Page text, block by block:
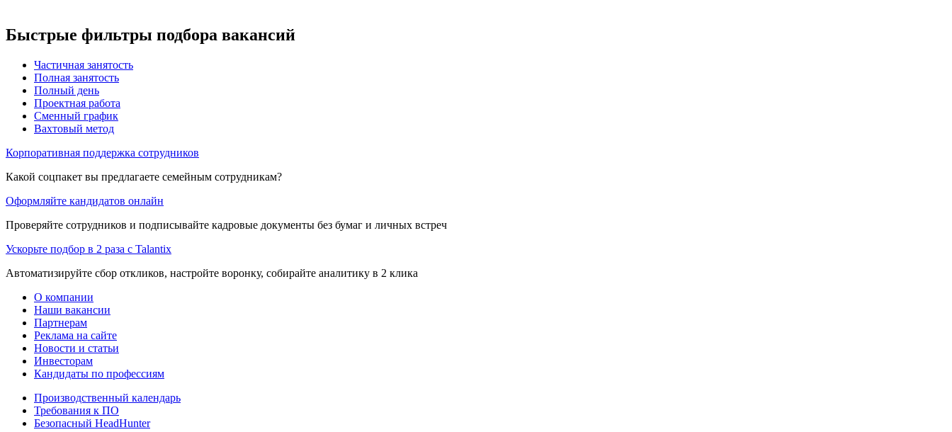
Быстрые фильтры подбора вакансий
Частичная занятость
Полная занятость
Полный день
Проектная работа
Сменный график
Вахтовый метод
Корпоративная поддержка сотрудников
Какой соцпакет вы предлагаете семейным сотрудникам?
Оформляйте кандидатов онлайн
Проверяйте сотрудников и подписывайте кадровые документы без бумаг и личных встреч
Ускорьте подбор в 2 раза с Talantix
Автоматизируйте сбор откликов, настройте воронку, собирайте аналитику в 2 клика
О компании
Наши вакансии
Партнерам
Реклама на сайте
Новости и статьи
Инвесторам
Кандидаты по профессиям
Производственный календарь
Требования к ПО
Безопасный HeadHunter